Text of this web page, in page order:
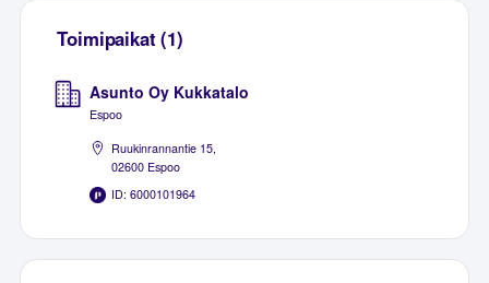
Toimipaikat (1)
Asunto Oy Kukkatalo
Espoo
Ruukinrannantie 15,
02600 Espoo
ID: 6000101964